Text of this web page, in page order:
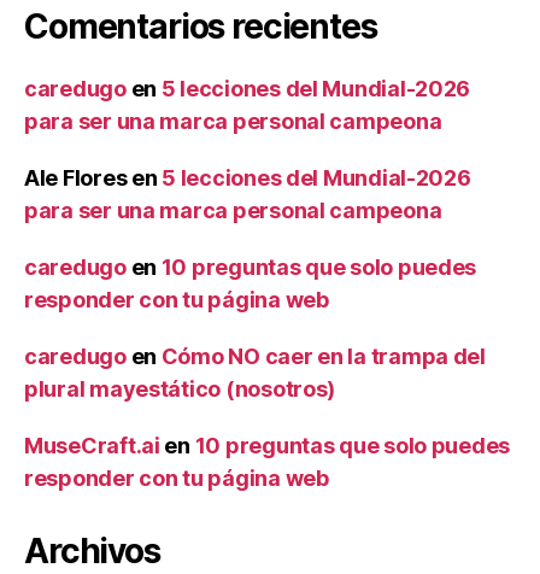
Comentarios recientes
caredugoen 5 lecciones del Mundial-2026
para ser una marca personal campeona
Ale Floresen 5 lecciones del Mundial-2026
para ser una marca personal campeona
caredugoen 10 preguntas que solo puedes
responder con tu página web
caredugoen Cómo NO caer en la trampa del
plural mayestático (nosotros)
MuseCraft.ai en 10 preguntas que solo puedes
responder con tu página web
Archivos